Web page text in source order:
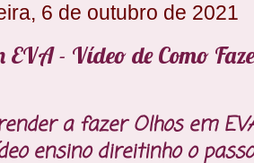
6 de outubro de 2021
EVA - Vídeo de Como
a fazer Olhos em
ensino direitinho o